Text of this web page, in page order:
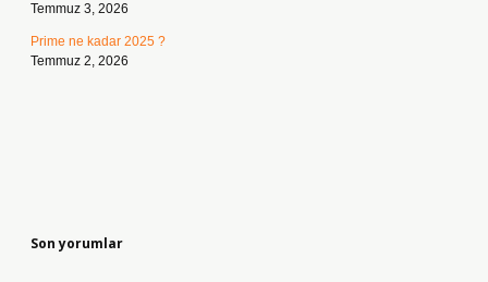
Temmuz 3, 2026
Prime ne kadar 2025 ?
Temmuz 2, 2026
Son yorumlar